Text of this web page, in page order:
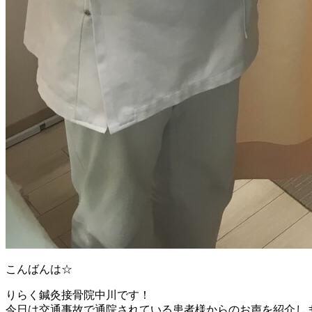
こんばんは☆
りらく鍼灸接骨院中川です！
今日は交通事故で通院されている患者様からのお声を紹介し